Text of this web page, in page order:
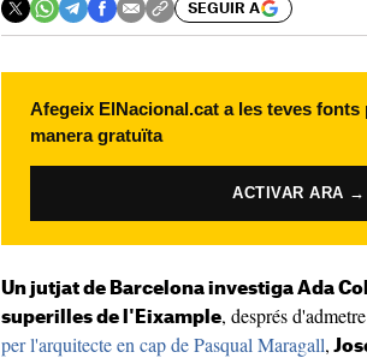
SEGUIR A
Afegeix ElNacional.cat a les teves
manera gratuïta
ACTIVAR ARA →
Un jutjat de Barcelona investiga Ada
superilles de l'Eixample, després
per l'arquitecte en cap de Pasqual Maragall,